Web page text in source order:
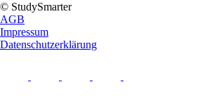
© StudySmarter
AGB
Impressum
Datenschutzerklärung